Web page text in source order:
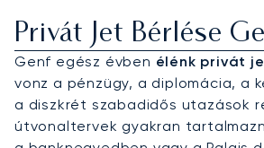
Privát Jet Bérlése
Genf egész évben élénk privát
vonz a pénzügy, a diplomácia, a
a diszkrét szabadidős utazások
útvonaltervek gyakran